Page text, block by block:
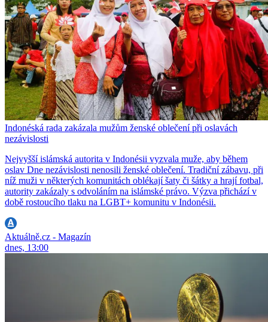
Indonéská rada zakázala mužům ženské oblečení při oslavách
nezávislosti
Nejvyšší islámská autorita v Indonésii vyzvala muže, aby během
oslav Dne nezávislosti nenosili ženské oblečení. Tradiční zábavu, při
níž muži v některých komunitách oblékají šaty či šátky a hrají fotbal,
autority zakázaly s odvoláním na islámské právo. Výzva přichází v
době rostoucího tlaku na LGBT+ komunitu v Indonésii.
Aktuálně.cz - Magazín
dnes, 13:00